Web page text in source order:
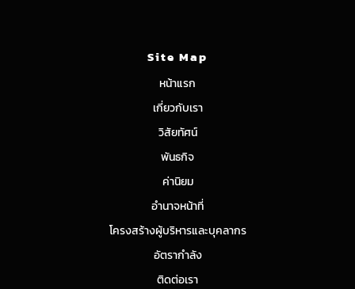
Site Map
หน้าแรก
เกี่ยวกับเรา
วิสัยทัศน์
พันธกิจ
ค่านิยม
อำนาจหน้าที่
โครงสร้างผู้บริหารและบุคลากร
อัตรากำลัง
ติดต่อเรา